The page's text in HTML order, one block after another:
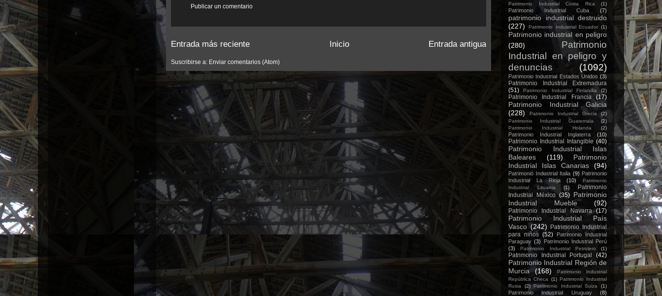
Publicar un comentario
Entrada más reciente Entrada antigua
Inicio
Suscribirse a: Enviar comentarios (Atom)
Patrimonio Industrial Costa Rica (1)
Patrimonio Industrial Cuba (7)
patrimonio industrial destruido
(227)
Patrimonio Industrial Ecuador (1)
Patrimonio industrial en peligro
(280)
Patrimonio
Industrial en peligro y
denuncias
(1092)
Patrimonio Industrial Estados Unidos (3)
Patrimonio Industrial Extremadura
(51)
Patrimonio Industrial Finlandia (2)
Patrimonio Industrial Francia (17)
Patrimonio Industrial Galicia
(228)
Patrimonio Industrial Grecia
(2)
Patrimonio Industrial Guatemala
(2)
Patrimonio Industrial Holanda
(2)
Patrimonio Industrial Inglaterra (10)
Patrimonio Industrial Intangible (40)
Patrimonio Industrial Islas
Baleares
(119)
Patrimonio
Industrial Islas Canarias
(94)
Patrimonio Industrial Italia (9) Patrimonio
Industrial La Rioja
(10)
Patrimonio
Industrial Lituania
(1)
Patrimonio
Industrial México (35) Patrimonio
Industrial Mueble
(92)
Patrimonio Industrial Navarra (17)
Patrimonio Industrial País
Vasco (242) Patrimonio Industrial
para niños (52)
Patrimonio Industrial
Paraguay (3)
Patrimonio Industrial Perú
(3)
Patrimonio Industrial Petrolero (1)
Patrimonio Industrial Portugal (42)
Patrimonio Industrial Región de
Murcia
(168)
Patrimonio Industrial
República Checa
(1) Patrimonio Industrial
Rusia
(2) Patrimonio Industrial Suiza (1)
Patrimonio Industrial Uruguay (8)